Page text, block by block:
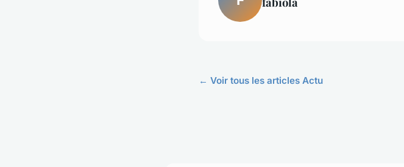
← Voir tous les articles Actu